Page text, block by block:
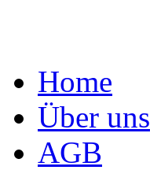
Home
Über uns
AGB